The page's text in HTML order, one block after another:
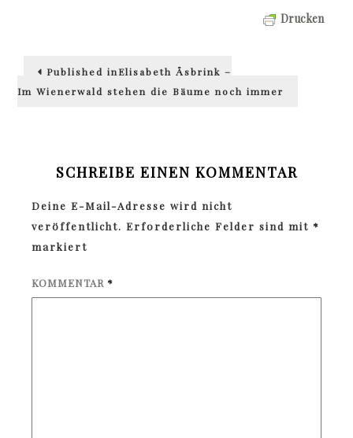
Drucken
Beitragsnavigation
Published inElisabeth Åsbrink –
Im Wienerwald stehen die Bäume noch immer
SCHREIBE EINEN KOMMENTAR
Deine E-Mail-Adresse wird nicht
veröffentlicht. Erforderliche Felder sind mit *
markiert
KOMMENTAR *